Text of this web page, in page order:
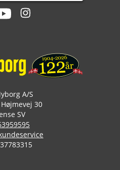
A/S
30
SV